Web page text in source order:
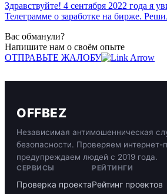
Здравствуйте! 4 сентября 2022 года я
Телеграмме о заработке на бирже.
Вас обманули?
Напишите нам о своём опыте
ОТПРАВЬТЕ ЖАЛОБУ
OFFBEZ
Независимая антимошенническая
безопасности. Проверяем интернет-
предупреждаем людей с 2019 года.
СЕРВИСЫ
Проверка проекта
РЕЙТИНГИ
Рейтинг проектов